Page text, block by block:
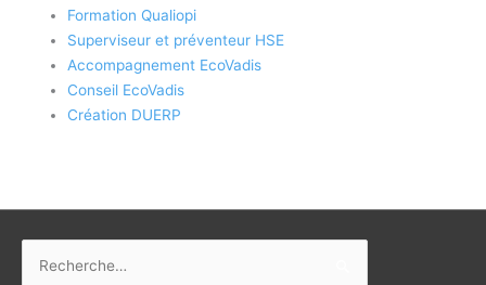
Formation Qualiopi
Superviseur et préventeur HSE
Accompagnement EcoVadis
Conseil EcoVadis
Création DUERP